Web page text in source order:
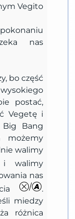
Vegito
nas
bo część
postać,
Vegetę i
Bang
możemy
walimy
nas
.
miedzy
różnica